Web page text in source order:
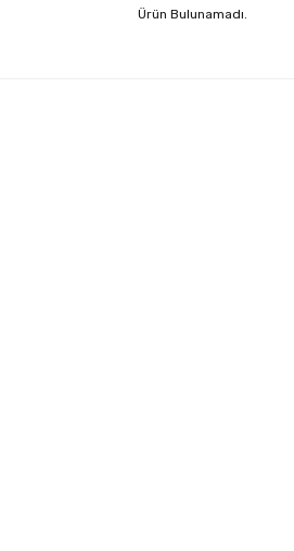
Ürün Bulunamadı.